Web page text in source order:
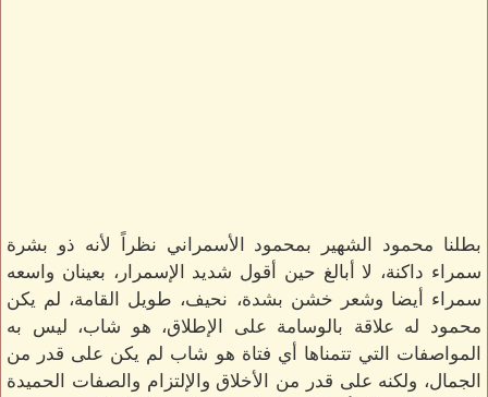
بطلنا محمود الشهير بمحمود الأسمراني نظراً لأنه ذو بشرة
سمراء داكنة، لا أبالغ حين أقول شديد الإسمرار، بعينان واسعه
سمراء أيضا وشعر خشن بشدة، نحيف، طويل القامة، لم يكن
محمود له علاقة بالوسامة على الإطلاق، هو شاب، ليس به
المواصفات التي تتمناها أي فتاة هو شاب لم يكن على قدر من
الجمال، ولكنه على قدر من الأخلاق والإلتزام والصفات الحميدة